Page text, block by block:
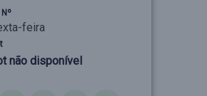
feira
não disponível